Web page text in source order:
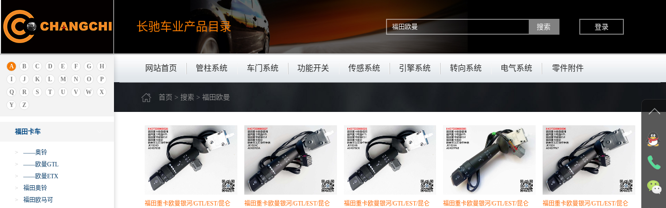
长驰车业产品目录 登录
网站首页 管柱系统 车门系统 功能开关 传感系统 引擎系统 转向系统 电气系统 零件附件
A B C D E F G
H
I
J K L M N O
P
Q
R S T U V W
X
Y
Z
E
F
丰田
飞碟
福特
福迪
丰田雷克萨斯
福田卡车
>
——奥铃
>
——欧曼GTL
>
——欧曼ETX
>
福田奥铃
>
福田欧马可
首页 > 搜索 > 福田欧曼
福田重卡欧曼银河/GTL/EST/昆仑
福田重卡欧曼银河/GTL/EST/昆仑
福田重卡欧曼银河/GTL/EST/昆仑
福田重卡欧曼银河/GTL/EST/昆仑
福田重卡欧曼银河/GTL/EST/昆仑